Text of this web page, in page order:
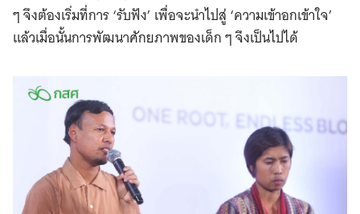
ๆ จึงต้องเริ่มที่การ ‘รับฟัง’ เพื่อจะนำไปสู่ ‘ความเข้าอกเข้าใจ’
แล้วเมื่อนั้นการพัฒนาศักยภาพของเด็ก ๆ จึงเป็นไปได้